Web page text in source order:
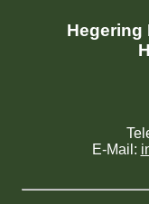
Hegering
E-Mail: